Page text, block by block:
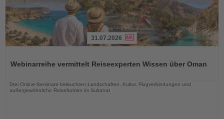
die
31.07.2026
Webinarreihe vermittelt Reiseexperten Wissen über Oman
Drei Online-Seminare beleuchten Landschaften, Kultur, Flugverbindungen und
außergewöhnliche Reiseformen im Sultanat